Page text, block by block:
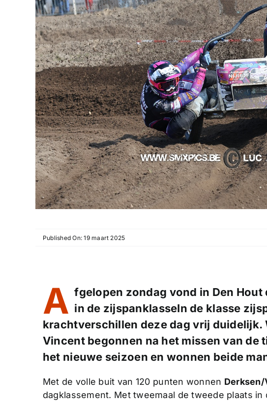
Published On: 19 maart 2025
A fgelopen zondag vond in Den
in de zijspanklasseIn de klasse
krachtverschillen deze dag vrij duidelijk.
Vincent begonnen na het missen van de
het nieuwe seizoen en wonnen beide
Met de volle buit van 120 punten wonnen
dagklassement. Met tweemaal de tweede plaats